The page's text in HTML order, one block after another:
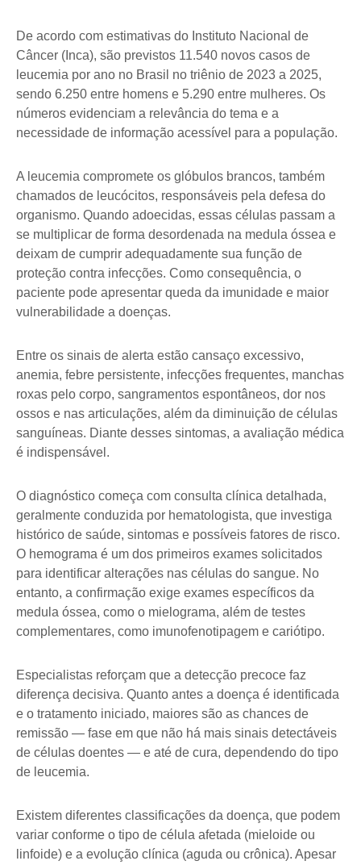
De acordo com estimativas do Instituto Nacional de
Câncer (Inca), são previstos 11.540 novos casos de
leucemia por ano no Brasil no triênio de 2023 a 2025,
sendo 6.250 entre homens e 5.290 entre mulheres. Os
números evidenciam a relevância do tema e a
necessidade de informação acessível para a população.
A leucemia compromete os glóbulos brancos, também
chamados de leucócitos, responsáveis pela defesa do
organismo. Quando adoecidas, essas células passam a
se multiplicar de forma desordenada na medula óssea e
deixam de cumprir adequadamente sua função de
proteção contra infecções. Como consequência, o
paciente pode apresentar queda da imunidade e maior
vulnerabilidade a doenças.
Entre os sinais de alerta estão cansaço excessivo,
anemia, febre persistente, infecções frequentes, manchas
roxas pelo corpo, sangramentos espontâneos, dor nos
ossos e nas articulações, além da diminuição de células
sanguíneas. Diante desses sintomas, a avaliação médica
é indispensável.
O diagnóstico começa com consulta clínica detalhada,
geralmente conduzida por hematologista, que investiga
histórico de saúde, sintomas e possíveis fatores de risco.
O hemograma é um dos primeiros exames solicitados
para identificar alterações nas células do sangue. No
entanto, a confirmação exige exames específicos da
medula óssea, como o mielograma, além de testes
complementares, como imunofenotipagem e cariótipo.
Especialistas reforçam que a detecção precoce faz
diferença decisiva. Quanto antes a doença é identificada
e o tratamento iniciado, maiores são as chances de
remissão — fase em que não há mais sinais detectáveis
de células doentes — e até de cura, dependendo do tipo
de leucemia.
Existem diferentes classificações da doença, que podem
variar conforme o tipo de célula afetada (mieloide ou
linfoide) e a evolução clínica (aguda ou crônica). Apesar